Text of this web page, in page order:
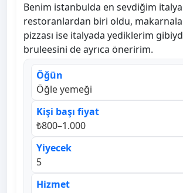
Benim istanbulda en sevdiğim
restoranlardan biri oldu,
pizzası ise italyada yediklerim
bruleesini de ayrıca öneririm.
Öğün
Öğle yemeği
Kişi başı fiyat
₺800–1.000
Yiyecek
5
Hizmet